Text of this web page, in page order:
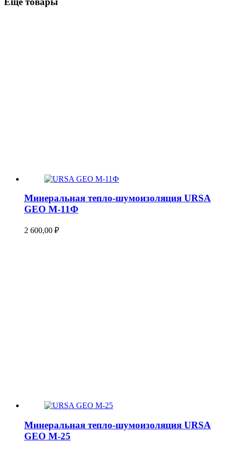
Минеральная тепло-шумоизоляция URSA
GEO М-11Ф
2 600,00 ₽
Минеральная тепло-шумоизоляция URSA
GEO М-25